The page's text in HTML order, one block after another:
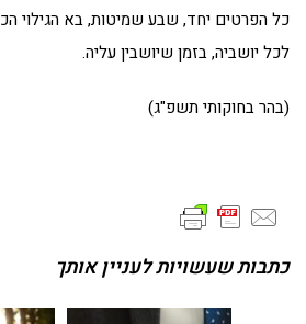
כל הפרטים יחד, שבע שמיטות, בא הגילוי
לכל יושביה, בזמן שיושבין עליה.
(בהר בחוקותי תשפ"ג)
כתבות שעשויות לעניין אותך